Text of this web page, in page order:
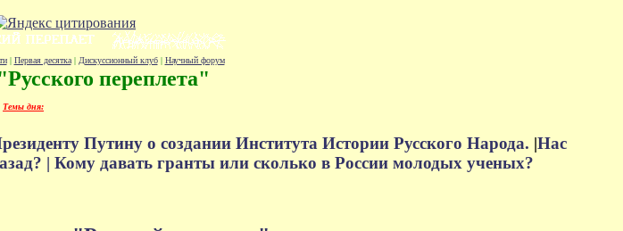
| Первая десятка| Дискуссионный клуб| Научный форум
переплета"
Темы дня:
Путину о создании Института Истории Русского Народа. |Нас
| Кому давать гранты или сколько в России молодых ученых?